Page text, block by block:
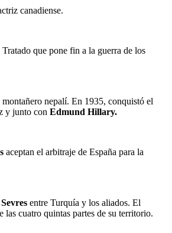
canadiense.
Tratado que pone fin a la guerra de los
montañero nepalí. En 1935, conquistó el
y junto con Edmund Hillary.
aceptan el arbitraje de España para la
entre Turquía y los aliados. El
las cuatro quintas partes de su territorio.